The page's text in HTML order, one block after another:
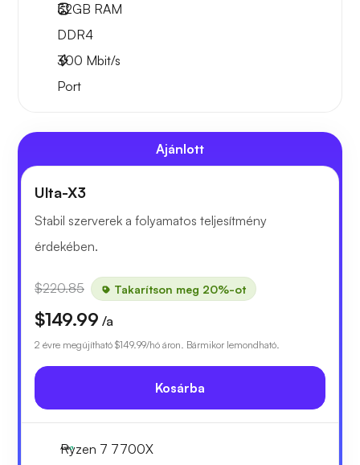
32GB RAM
DDR4
300 Mbit/s
Port
Ajánlott
Ulta-X3
Stabil szerverek a folyamatos teljesítmény
érdekében.
$220.85 Takarítson meg 20%-ot
$149.99 /a
2 évre megújítható $149.99/hó áron. Bármikor lemondható.
Kosárba
Ryzen 7 7700X